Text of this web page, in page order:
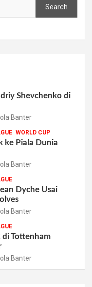
Search
Shevchenko di
Banter
WORLD CUP
ke Piala Dunia
Banter
Dyche Usai
Banter
di Tottenham
Banter